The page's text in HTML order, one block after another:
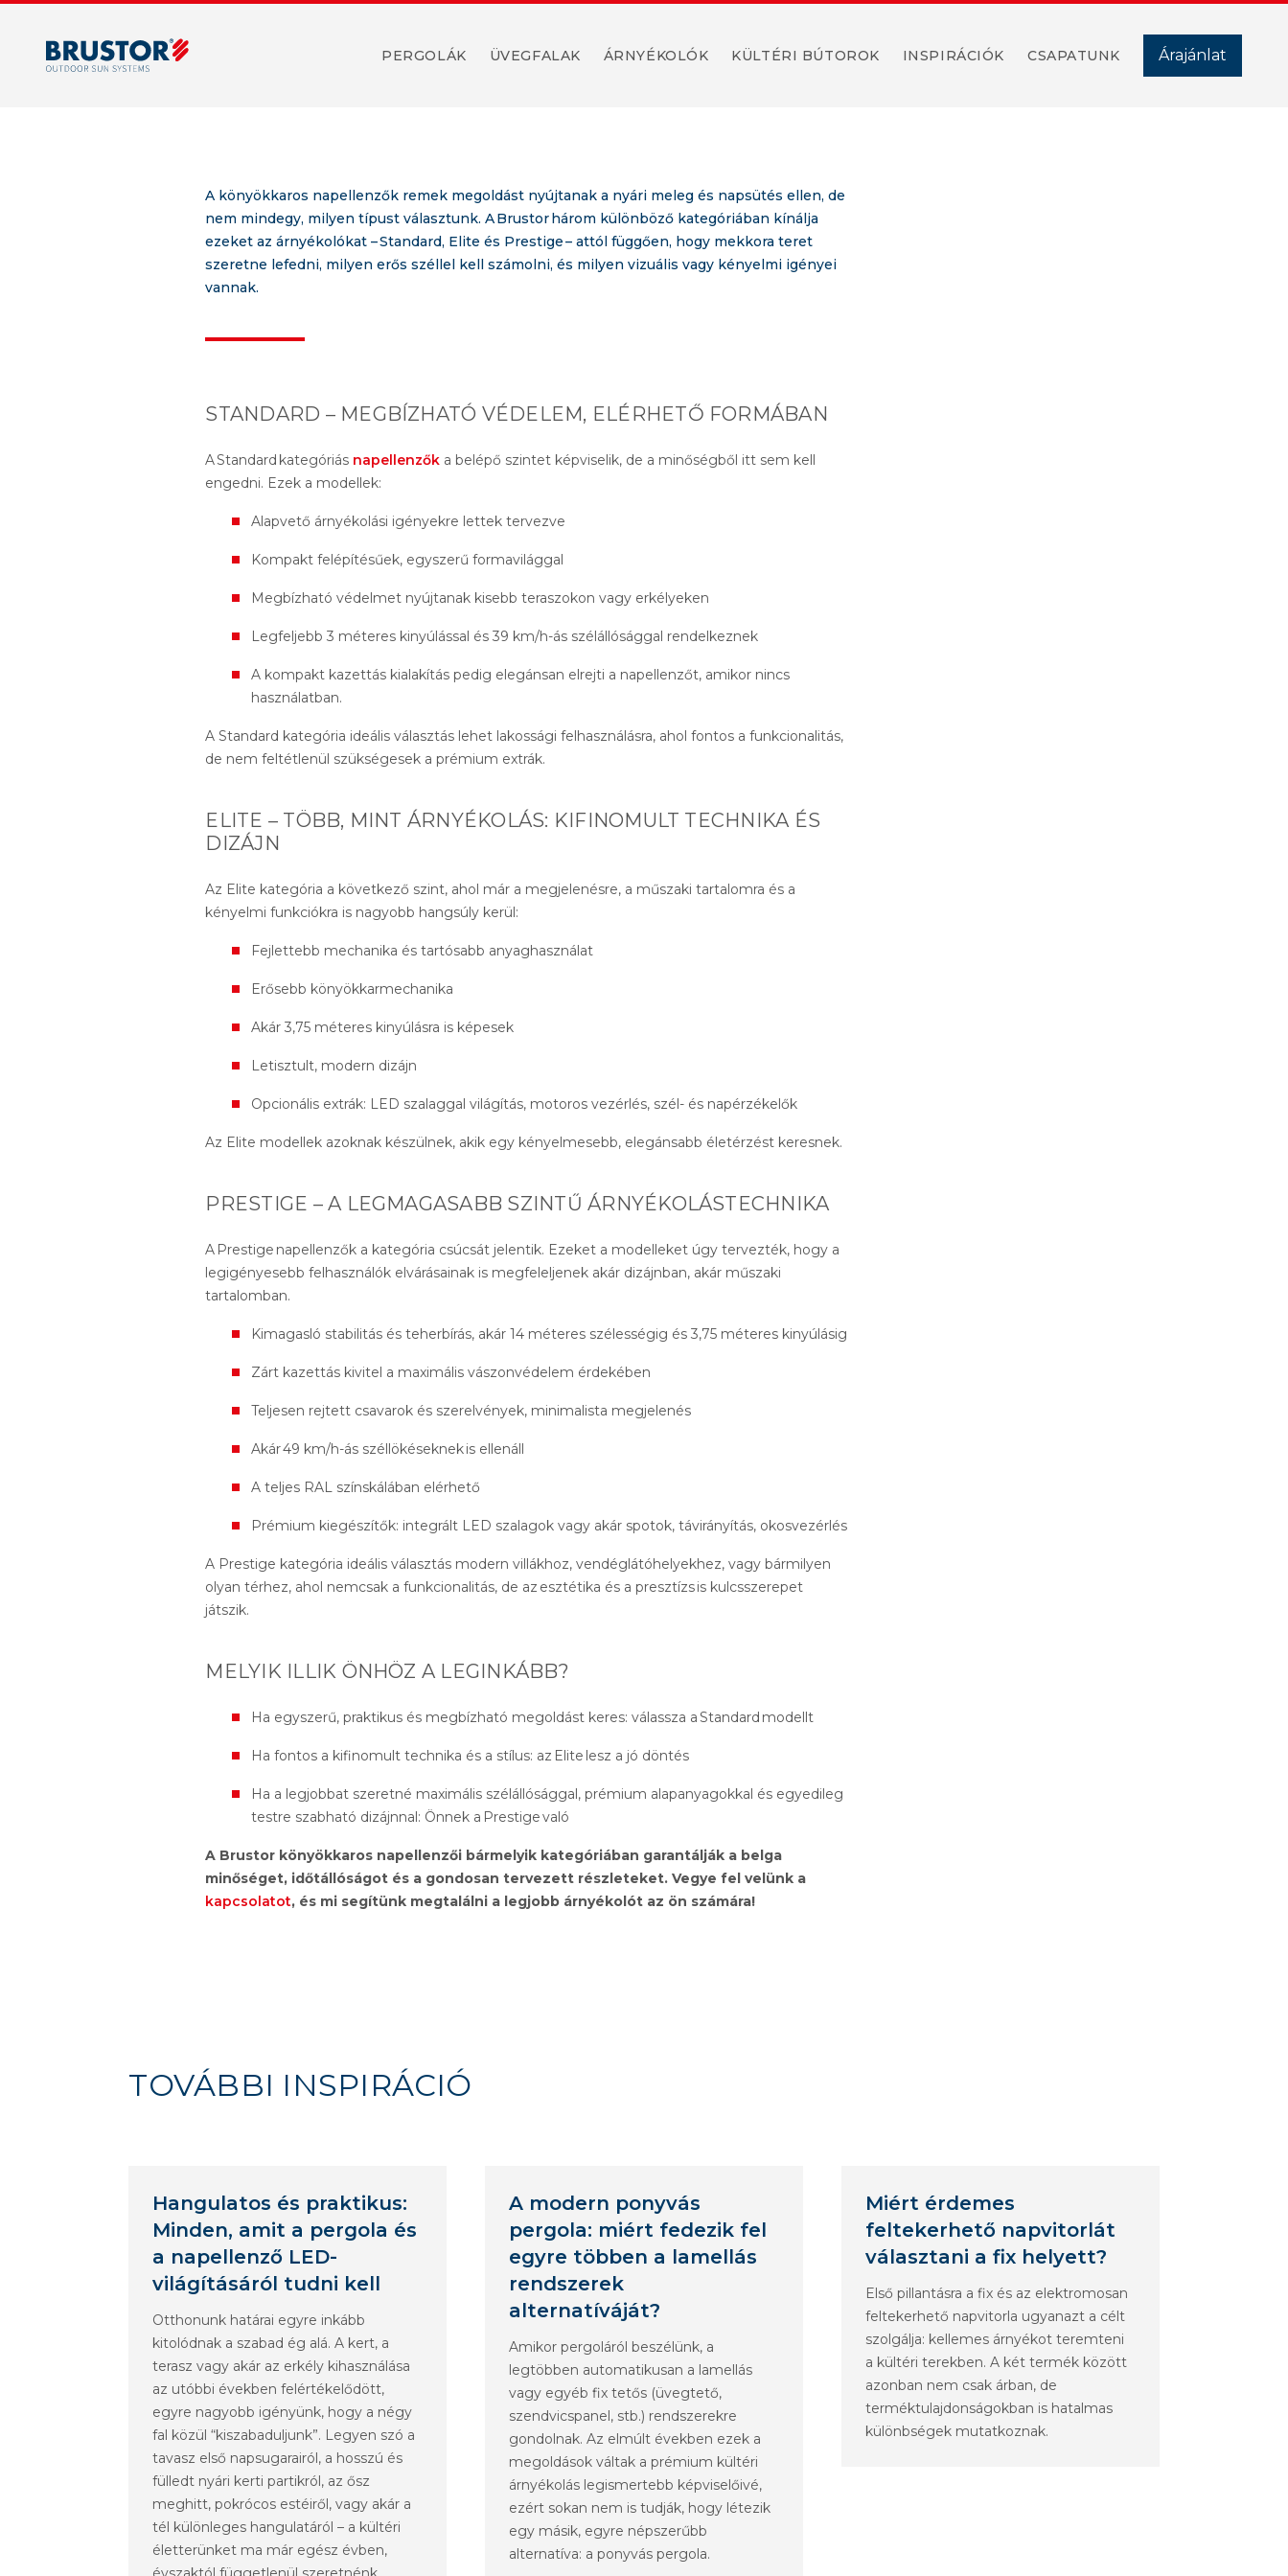
PERGOLÁK ÜVEGFALAK ÁRNYÉKOLÓK KÜLTÉRI BÚTOROK INSPIRÁCIÓK CSAPATUNK Árajánlat
kategóriáját!
2025. 07. 28.
A könyökkaros napellenzők remek megoldást nyújtanak a nyári meleg és napsütés ellen, de
nem mindegy, milyen típust választunk. A Brustor három különböző kategóriában kínálja
ezeket az árnyékolókat – Standard, Elite és Prestige – attól függően, hogy mekkora teret
szeretne lefedni, milyen erős széllel kell számolni, és milyen vizuális vagy kényelmi igényei
vannak.
STANDARD – MEGBÍZHATÓ VÉDELEM, ELÉRHETŐ FORMÁBAN
A Standard kategóriás napellenzők a belépő szintet képviselik, de a minőségből itt sem kell
engedni. Ezek a modellek:
Alapvető árnyékolási igényekre lettek tervezve
Kompakt felépítésűek, egyszerű formavilággal
Megbízható védelmet nyújtanak kisebb teraszokon vagy erkélyeken
Legfeljebb 3 méteres kinyúlással és 39 km/h-ás szélállósággal rendelkeznek
A kompakt kazettás kialakítás pedig elegánsan elrejti a napellenzőt, amikor nincs
használatban.
A Standard kategória ideális választás lehet lakossági felhasználásra, ahol fontos a funkcionalitás,
de nem feltétlenül szükségesek a prémium extrák.
ELITE – TÖBB, MINT ÁRNYÉKOLÁS: KIFINOMULT TECHNIKA ÉS
DIZÁJN
Az Elite kategória a következő szint, ahol már a megjelenésre, a műszaki tartalomra és a
kényelmi funkciókra is nagyobb hangsúly kerül:
Fejlettebb mechanika és tartósabb anyaghasználat
Erősebb könyökkarmechanika
Akár 3,75 méteres kinyúlásra is képesek
Letisztult, modern dizájn
Opcionális extrák: LED szalaggal világítás, motoros vezérlés, szél- és napérzékelők
Az Elite modellek azoknak készülnek, akik egy kényelmesebb, elegánsabb életérzést keresnek.
PRESTIGE – A LEGMAGASABB SZINTŰ ÁRNYÉKOLÁSTECHNIKA
A Prestige napellenzők a kategória csúcsát jelentik. Ezeket a modelleket úgy tervezték, hogy a
legigényesebb felhasználók elvárásainak is megfeleljenek akár dizájnban, akár műszaki
tartalomban.
Kimagasló stabilitás és teherbírás, akár 14 méteres szélességig és 3,75 méteres kinyúlásig
Zárt kazettás kivitel a maximális vászonvédelem érdekében
Teljesen rejtett csavarok és szerelvények, minimalista megjelenés
Akár 49 km/h-ás széllökéseknek is ellenáll
A teljes RAL színskálában elérhető
Prémium kiegészítők: integrált LED szalagok vagy akár spotok, távirányítás, okosvezérlés
A Prestige kategória ideális választás modern villákhoz, vendéglátóhelyekhez, vagy bármilyen
olyan térhez, ahol nemcsak a funkcionalitás, de az esztétika és a presztízs is kulcsszerepet
játszik.
MELYIK ILLIK ÖNHÖZ A LEGINKÁBB?
Ha egyszerű, praktikus és megbízható megoldást keres: válassza a Standard modellt
Ha fontos a kifinomult technika és a stílus: az Elite lesz a jó döntés
Ha a legjobbat szeretné maximális szélállósággal, prémium alapanyagokkal és egyedileg
testre szabható dizájnnal: Önnek a Prestige való
A Brustor könyökkaros napellenzői bármelyik kategóriában garantálják a belga
minőséget, időtállóságot és a gondosan tervezett részleteket. Vegye fel velünk a
kapcsolatot, és mi segítünk megtalálni a legjobb árnyékolót az ön számára!
TOVÁBBI INSPIRÁCIÓ
Hangulatos és praktikus:
Minden, amit a pergola és
a napellenző LED-
világításáról tudni kell
Otthonunk határai egyre inkább
kitolódnak a szabad ég alá. A kert, a
terasz vagy akár az erkély kihasználása
az utóbbi években felértékelődött,
egyre nagyobb igényünk, hogy a négy
fal közül “kiszabaduljunk”. Legyen szó a
tavasz első napsugarairól, a hosszú és
fülledt nyári kerti partikról, az ősz
meghitt, pokrócos estéiről, vagy akár a
tél különleges hangulatáról – a kültéri
életterünket ma már egész évben,
A modern ponyvás
pergola: miért fedezik fel
egyre többen a lamellás
rendszerek
alternatíváját?
Amikor pergoláról beszélünk, a
legtöbben automatikusan a lamellás
vagy egyéb fix tetős (üvegtető,
szendvicspanel, stb.) rendszerekre
gondolnak. Az elmúlt években ezek a
megoldások váltak a prémium kültéri
árnyékolás legismertebb képviselőivé,
ezért sokan nem is tudják, hogy létezik
egy másik, egyre népszerűbb
alternatíva: a ponyvás pergola.
Miért érdemes
feltekerhető napvitorlát
választani a fix helyett?
Első pillantásra a fix és az elektromosan
feltekerhető napvitorla ugyanazt a célt
szolgálja: kellemes árnyékot teremteni
a kültéri terekben. A két termék között
azonban nem csak árban, de
terméktulajdonságokban is hatalmas
különbségek mutatkoznak.